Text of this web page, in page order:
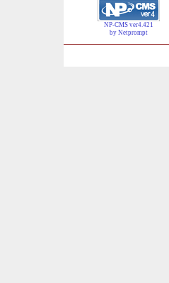
NP-CMS ver4.421
by Netprompt